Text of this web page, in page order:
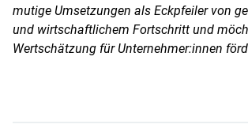
mutige Umsetzungen als Eckpfeiler von
und wirtschaftlichem Fortschritt und
Wertschätzung für Unternehmer:innen